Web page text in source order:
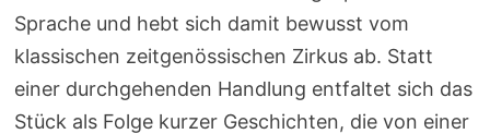
Sprache und hebt sich damit bewusst vom
klassischen zeitgenössischen Zirkus ab. Statt
einer durchgehenden Handlung entfaltet sich das
Stück als Folge kurzer Geschichten, die von einer